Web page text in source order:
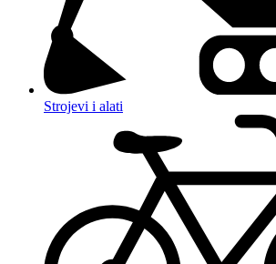
Strojevi i alati